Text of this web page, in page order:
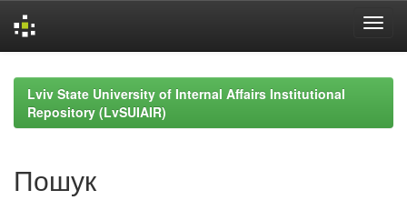
navigationLviv State University of Internal Affairs Institutional
Repository (LvSUIAIR)
Пошук